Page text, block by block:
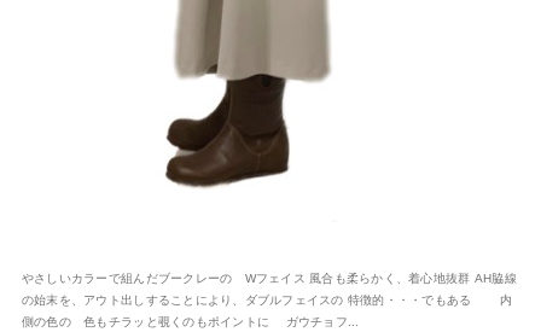
やさしいカラーで組んだブークレーの Wフェイス 風合も柔らかく、着心地抜群 AH脇線
の始末を、アウト出しすることにより、ダブルフェイスの 特徴的・・・でもある 内
側の色の 色もチラッと覗くのもポイントに ガウチョフ...